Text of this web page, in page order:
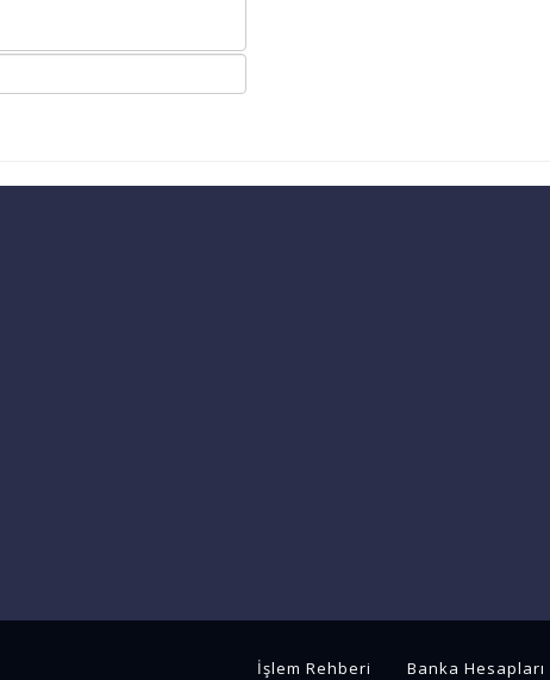
İşlem Rehberi Banka Hesapları